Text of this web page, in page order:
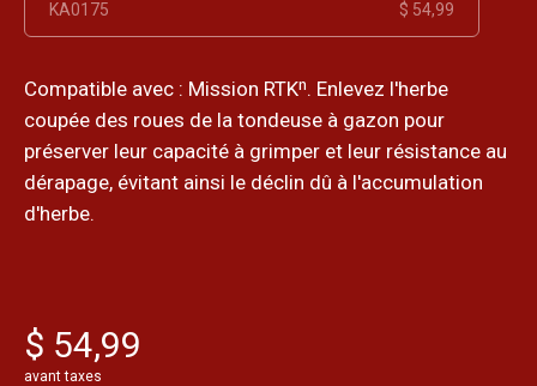
KA0175 $ 54,99
Compatible avec : Mission RTKⁿ. Enlevez l'herbe
coupée des roues de la tondeuse à gazon pour
préserver leur capacité à grimper et leur résistance au
dérapage, évitant ainsi le déclin dû à l'accumulation
d'herbe.
$ 54,99
avant taxes